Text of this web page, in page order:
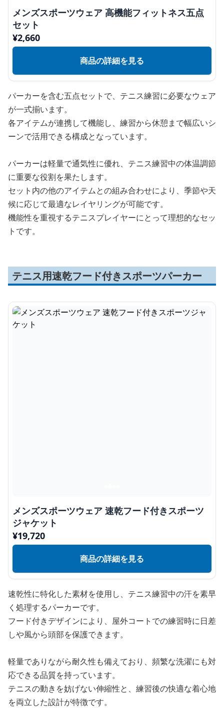
メンズスポーツウェア 高機能フィットネス五点
セット
¥2,660
商品の詳細を見る
パーカーを含む五点セットで、テニス練習に必要なウェア
が一式揃います。
各アイテムが連携して機能し、練習から休憩まで幅広いシ
ーンで活用できる構成となっています。
パーカーは軽量で通気性に優れ、テニス練習中の体温調節
に重要な役割を果たします。
セット内の他のアイテムとの組み合わせにより、季節や天
候に応じて最適なレイヤリングが可能です。
機能性を重視するテニスプレイヤーにとって理想的なセッ
トです。
テニス用速乾フード付きスポーツパーカー
メンズスポーツウェア 速乾フード付きスポーツ
ジャケット
¥19,720
商品の詳細を見る
速乾性に特化した素材を使用し、テニス練習中の汗を素早
く処理するパーカーです。
フード付きデザインにより、屋外コートでの練習時に日差
しや風から頭部を保護できます。
軽量でありながら耐久性も備えており、頻繁な洗濯にも対
応できる品質を持っています。
テニスの動きを妨げない伸縮性と、練習後の快適な着心地
を両立した設計が特徴です。